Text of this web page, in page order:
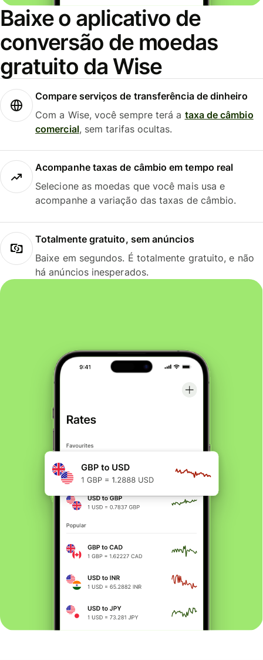
Baixe o aplicativo de
conversão de moedas
gratuito da Wise
Compare serviços de transferência de dinheiro
Com a Wise, você sempre terá a taxa de câmbio
comercial, sem tarifas ocultas.
Acompanhe taxas de câmbio em tempo real
Selecione as moedas que você mais usa e
acompanhe a variação das taxas de câmbio.
Totalmente gratuito, sem anúncios
Baixe em segundos. É totalmente gratuito, e não
há anúncios inesperados.